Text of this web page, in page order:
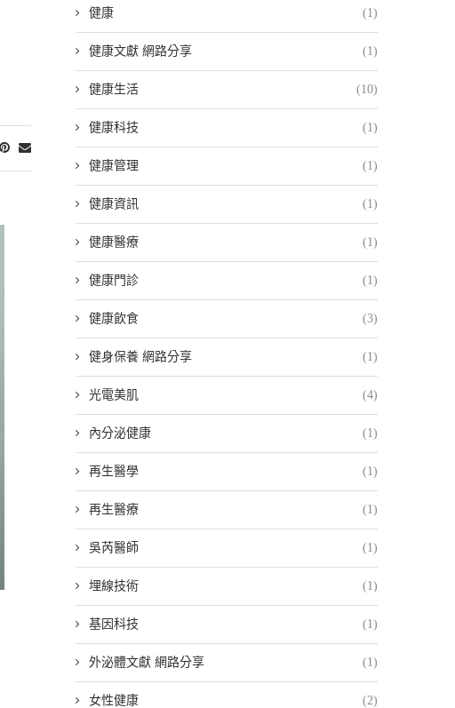
健康 (1)
健康文獻 網路分享 (1)
健康生活 (10)
健康科技 (1)
健康管理 (1)
健康資訊 (1)
健康醫療 (1)
健康門診 (1)
健康飲食 (3)
健身保養 網路分享 (1)
光電美肌 (4)
內分泌健康 (1)
再生醫學 (1)
再生醫療 (1)
吳芮醫師 (1)
埋線技術 (1)
基因科技 (1)
外泌體文獻 網路分享 (1)
女性健康 (2)